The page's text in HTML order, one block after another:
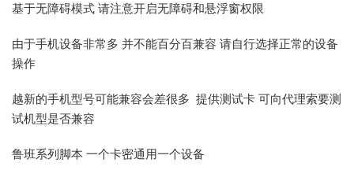
基于无障碍模式 请注意开启无障碍和悬浮窗权限
由于手机设备非常多 并不能百分百兼容 请自行选择正常的设备
操作
越新的手机型号可能兼容会差很多 提供测试卡 可向代理索要测
试机型是否兼容
鲁班系列脚本 一个卡密通用一个设备